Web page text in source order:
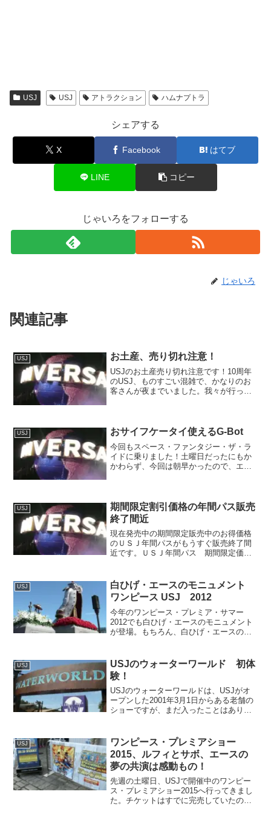
USJ USJ アトラクション ハムナプトラ
シェアする
X Facebook はてブ
LINE コピー
じゃいろをフォローする
じゃいろ
関連記事
USJ お土産、売り切れ注意！
USJのお土産売り切れ注意です！10周年
のUSJ、ものすごい混雑で、かなりのお
客さんが夜までいました。我々が行った
USJ おサイフケータイ使えるG-Bot
今回もスペース・ファンタジー・ザ・ラ
イドに乗りました！土曜日だったにもか
かわらず、今回は朝早かったので、エク
スペース・ファンタジー...
USJ
期間限定割引価格の年間パス販売
終了間近
現在発売中の期間限定販売中のお得価格
のＵＳＪ年間パスがもうすぐ販売終了間
近です。ＵＳＪ年間パス 期間限定価格
→ 18,800円販売は2010年６月20...
USJ
白ひげ・エースのモニュメント
ワンピース USJ 2012
今年のワンピース・プレミア・サマー
2012でも白ひげ・エースのモニュメント
が登場。もちろん、白ひげ・エースのモ
USJ
USJのウォーターワールド 初体
験！
USJのウォーターワールドは、USJがオ
ープンした2001年3月1日からある老舗の
ショーですが、まだ入ったことはありま
りして、ウォーターワールドを観る機会
がなく・・・。...
USJ
ワンピース・プレミアショー
2015、ルフィとサボ、エースの
夢の共演は感動もの！
先週の土曜日、USJで開催中のワンピー
ス・プレミアショー2015へ行ってきまし
た。チケットはすでに完売していたの